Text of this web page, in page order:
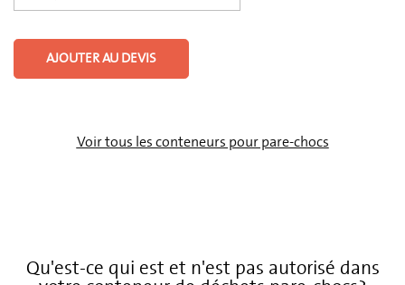
AJOUTER AU DEVIS
Voir tous les conteneurs pour pare-chocs
Qu'est-ce qui est et n'est pas autorisé dans